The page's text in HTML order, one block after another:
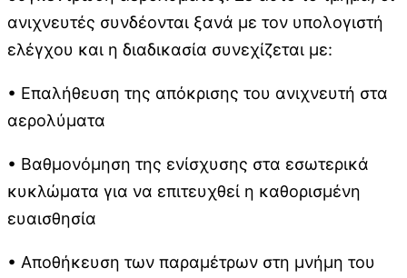
ανιχνευτές συνδέονται ξανά με τον υπολογιστή
ελέγχου και η διαδικασία συνεχίζεται με:
• Επαλήθευση της απόκρισης του ανιχνευτή στα
αερολύματα
• Βαθμονόμηση της ενίσχυσης στα εσωτερικά
κυκλώματα για να επιτευχθεί η καθορισμένη
ευαισθησία
• Αποθήκευση των παραμέτρων στη μνήμη του